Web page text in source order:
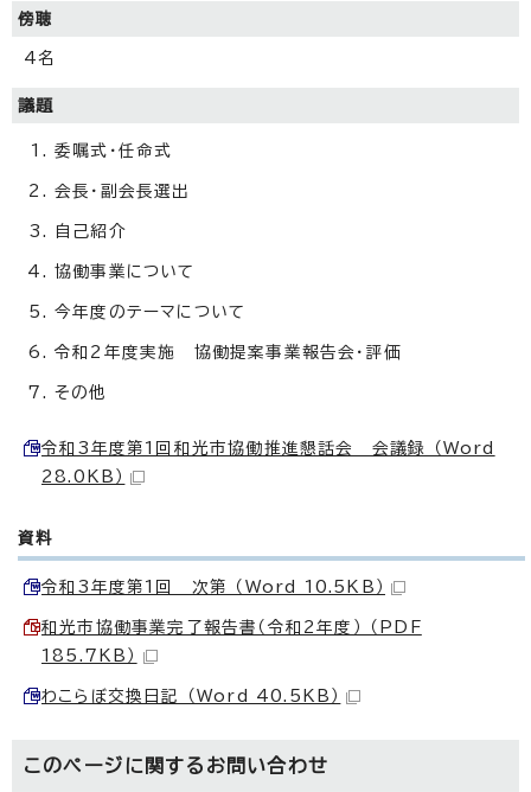
傍聴
4名
議題
委嘱式・任命式
会長・副会長選出
自己紹介
協働事業について
今年度のテーマについて
令和2年度実施 協働提案事業報告会・評価
その他
令和3年度第1回和光市協働推進懇話会 会議録 （Word
28.0KB）
資料
令和3年度第1回 次第 （Word 10.5KB）
和光市協働事業完了報告書（令和2年度） （PDF
185.7KB）
わこらぼ交換日記 （Word 40.5KB）
このページに関する お問い合わせ